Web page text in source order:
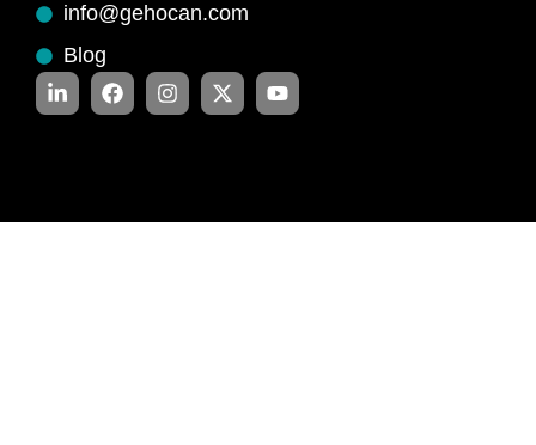
info@gehocan.com
Blog